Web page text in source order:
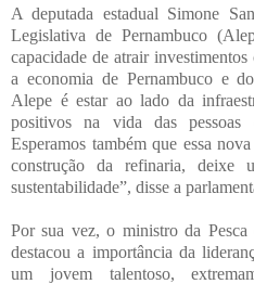
A deputada estadual Simone
Legislativa de Pernambuco
capacidade de atrair
a economia de Pernambuco e
Alepe é estar ao lado da
positivos na vida das
Esperamos também que essa
construção da refinaria,
sustentabilidade”, disse a
Por sua vez, o ministro da
destacou a importância da
um jovem talentoso,